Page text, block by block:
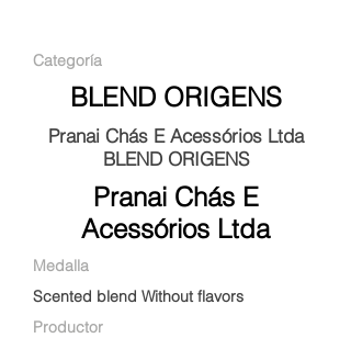
Categoría
BLEND ORIGENS
Pranai Chás E Acessórios Ltda
BLEND ORIGENS
Pranai Chás E
Acessórios Ltda
Medalla
Scented blend Without flavors
Productor